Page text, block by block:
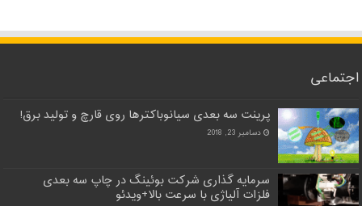
اجتماعی
پرینت سه بعدی سیانوباکترها روی قارچ و تولید برق!
دسامبر 23, 2018
سرمایه گذاری شرکت بوئینگ در چاپ سه بعدی
فلزات آلیاژی با سرعت بالا+ویدئو